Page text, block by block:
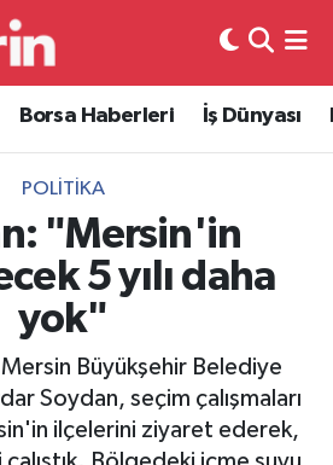
Borsa Haberleri İş Dünyası
POLITIKA
"Mersin'in
5 yılı daha
yok"
Büyükşehir Belediye
Soydan, seçim çalışmaları
ilçelerini ziyaret ederek,
Durumu ve Fikstür